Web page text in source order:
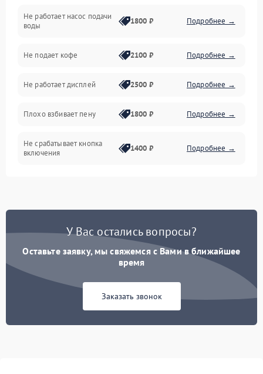
Проблемы с водой
Проблемы с капучинатором и паром
Управление и электроника
Программное обеспечение
Не работает насос подачи
воды
1800 ₽ Подробнее →
Не подает кофе 2100 ₽ Подробнее →
Не работает дисплей 2500 ₽ Подробнее →
Плохо взбивает пену 1800 ₽ Подробнее →
Не срабатывает кнопка
включения
1400 ₽ Подробнее →
Постоянные сбои в работе 1500 ₽ Подробнее →
У Вас остались вопросы?
Оставьте заявку, мы свяжемся с Вами в ближайшее
время
Заказать звонок